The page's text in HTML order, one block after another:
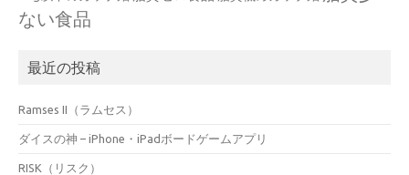
ない食品
最近の投稿
Ramses II（ラムセス）
ダイスの神 – iPhone・iPadボードゲームアプリ
RISK（リスク）